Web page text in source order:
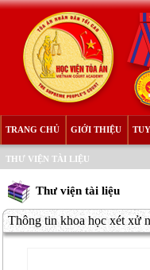
TRANG CHỦ GIỚI THIỆU
THƯ VIỆN TÀI LIỆU
Thư viện tài liệu
Thông tin khoa học xét xử